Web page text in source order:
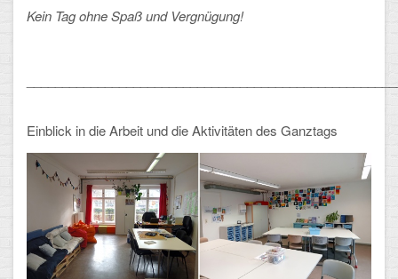
Kein Tag ohne Spaß und Vergnügung!
Einblick in die Arbeit und die Aktivitäten des Ganztags